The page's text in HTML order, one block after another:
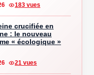
183 vues
crucifiée en
: le nouveau
« écologique »
21 vues